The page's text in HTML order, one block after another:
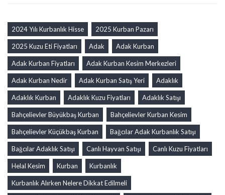
2024 Yılı Kurbanlık Hisse 2025 Kurban Pazarı
2025 Kuzu Eti Fiyatları Adak Adak Kurban
Adak Kurban Fiyatları Adak Kurban Kesim Merkezleri
Adak Kurban Nedir Adak Kurban Satış Yeri Adaklık
Adaklık Kurban Adaklık Kuzu Fiyatları Adaklık Satışı
Bahçelievler Büyükbaş Kurban Bahçelievler Kurban Kesim
Bahçelievler Küçükbaş Kurban Bağcılar Adak Kurbanlık Satışı
Bağcılar Adaklık Satışı Canlı Hayvan Satışı Canlı Kuzu Fiyatları
Helal Kesim Kurban Kurbanlık
Kurbanlık Alırken Nelere Dikkat Edilmeli